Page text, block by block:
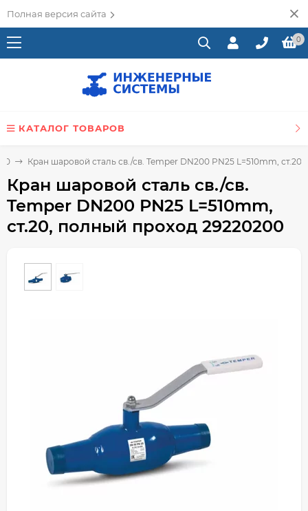
Полная версия сайта
0
КАТАЛОГ ТОВАРОВ
Кран шаровой сталь св./св. Temper DN200 PN25 L=510mm,
Кран шаровой сталь св./св.
Temper DN200 PN25 L=510mm,
ст.20, полный проход 29220200